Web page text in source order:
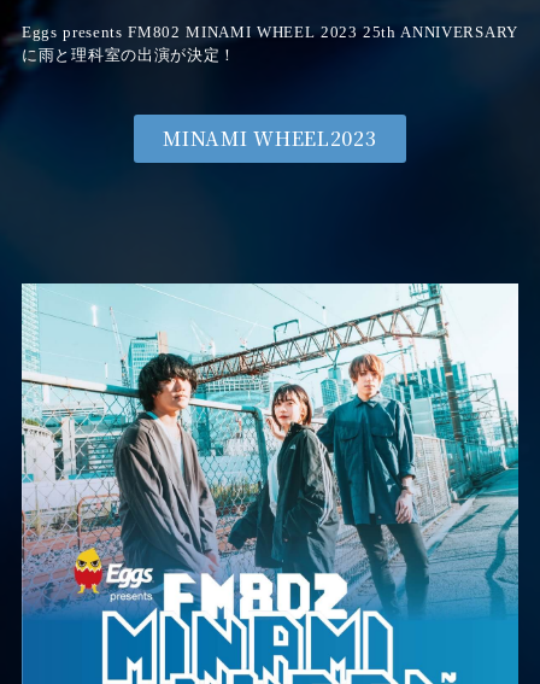
Eggs presents FM802 MINAMI WHEEL 2023 25th ANNIVERSARY
に雨と理科室の出演が決定！
MINAMI WHEEL2023